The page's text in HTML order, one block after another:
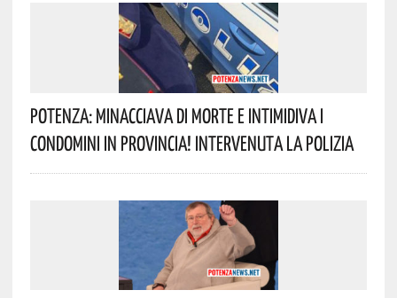
Potenza: Minacciava Di Morte E Intimidiva I
Condomini In Provincia! Intervenuta La Polizia